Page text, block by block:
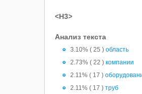
<H3>
Анализ текста
3.10% ( 25 )область
2.73% ( 22 )компании
2.11% ( 17 )
2.11% ( 17 )труб